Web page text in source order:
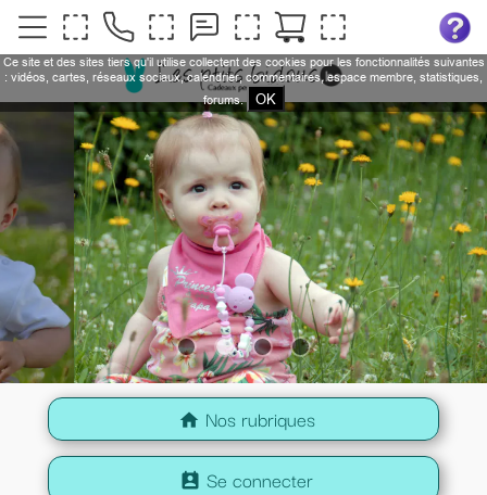
home Nos rubriques
perm_contact_calendar Se connecter
Ce site et des sites tiers qu'il utilise collectent des cookies pour les fonctionnalités suivantes
: vidéos, cartes, réseaux sociaux, calendrier, commentaires, espace membre, statistiques,
forums.
OK